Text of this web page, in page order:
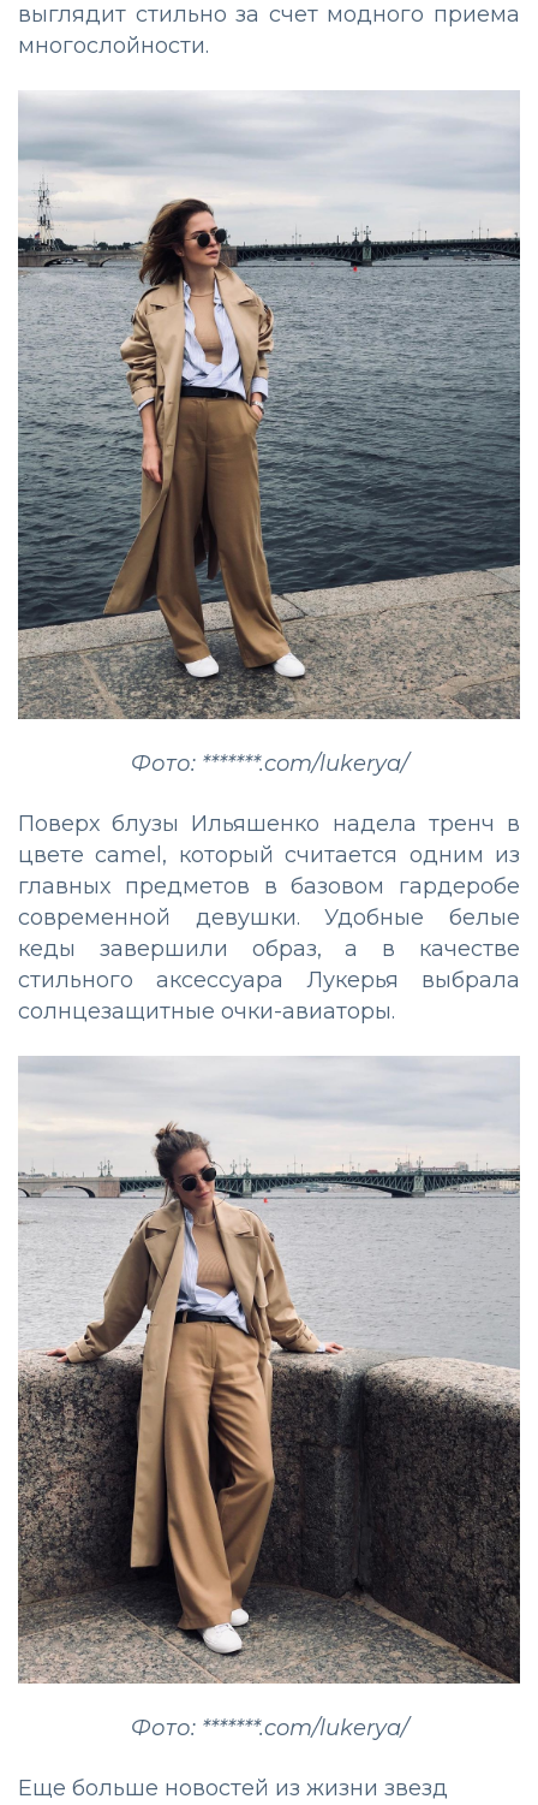
выглядит стильно за счет модного приема
многослойности.
Фото: *******.com/lukerya/
Поверх блузы Ильяшенко надела тренч в
цвете camel, который считается одним из
главных предметов в базовом гардеробе
современной девушки. Удобные белые
кеды завершили образ, а в качестве
стильного аксессуара Лукерья выбрала
солнцезащитные очки-авиаторы.
Фото: *******.com/lukerya/
Еще больше новостей из жизни звезд